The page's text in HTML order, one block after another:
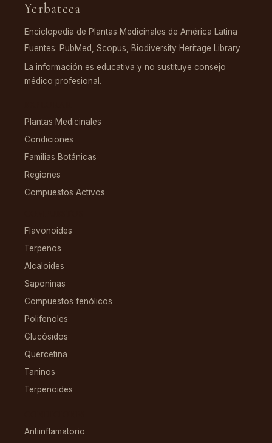
Yerbateca
Enciclopedia de Plantas Medicinales de América Latina
Fuentes: PubMed, Scopus, Biodiversity Heritage Library
La información es educativa y no sustituye consejo
médico profesional.
Plantas Medicinales
Condiciones
Familias Botánicas
Regiones
Compuestos Activos
Flavonoides
Terpenos
Alcaloides
Saponinas
Compuestos fenólicos
Polifenoles
Glucósidos
Quercetina
Taninos
Terpenoides
Antiinflamatorio